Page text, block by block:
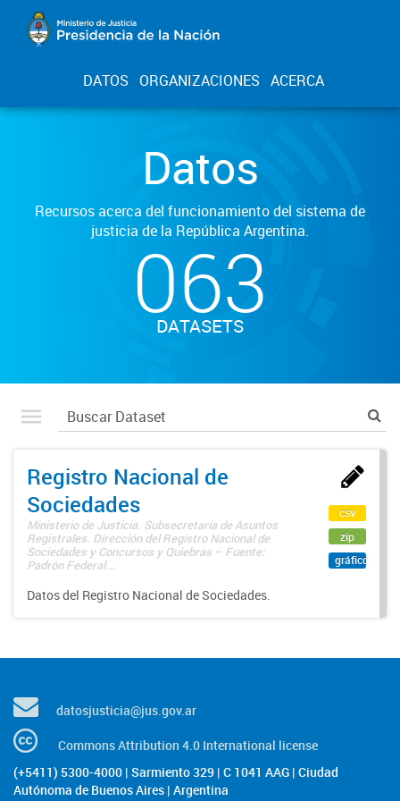
DATOS ORGANIZACIONES ACERCA
Datos
Recursos acerca del funcionamiento del sistema de
justicia de la República Argentina.
063
DATASETS
Registro Nacional de
Sociedades
Ministerio de Justicia. Subsecretaría de Asuntos
Registrales. Dirección del Registro Nacional de
Sociedades y Concursos y Quiebras – Fuente:
Padrón Federal...
Datos del Registro Nacional de Sociedades.
csv
zip
gráfico
datosjusticia@jus.gov.ar
Commons Attribution 4.0 International license
(+5411) 5300-4000 | Sarmiento 329 | C 1041 AAG | Ciudad
Autónoma de Buenos Aires | Argentina